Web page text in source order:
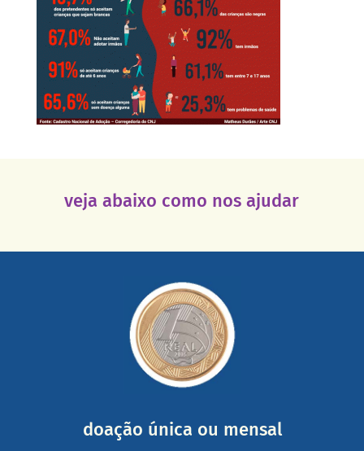
veja abaixo como nos ajudar
doação única ou mensal
mail mostrando tudo o que fizemos com a sua ajuda
somada a de outras pessoas.
saiba mais